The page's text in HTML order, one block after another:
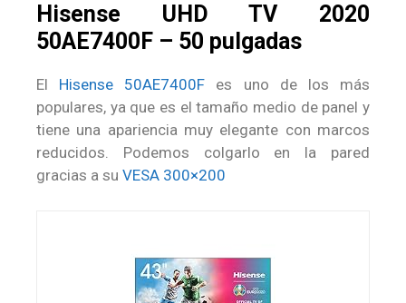
Hisense UHD TV 2020
50AE7400F – 50 pulgadas
El Hisense 50AE7400F es uno de los más
populares, ya que es el tamaño medio de panel y
tiene una apariencia muy elegante con marcos
reducidos. Podemos colgarlo en la pared
gracias a su VESA 300×200